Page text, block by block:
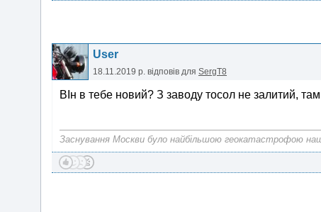
User
18.11.2019 р. відповів для SergT8
ВІн в тебе новий? З заводу тосол не залитий,
Заснування Москви було найбільшою геокатастрофою